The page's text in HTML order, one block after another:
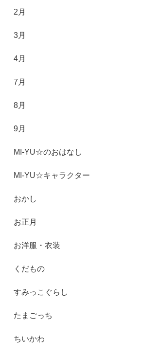
2月
3月
4月
7月
8月
9月
MI-YU☆のおはなし
MI-YU☆キャラクター
おかし
お正月
お洋服・衣装
くだもの
すみっこぐらし
たまごっち
ちいかわ